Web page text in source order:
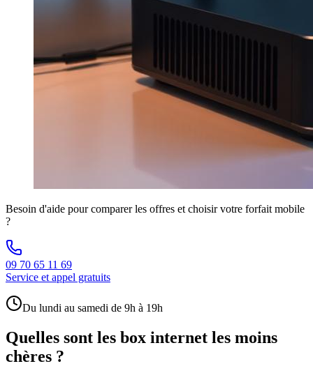
Besoin d'aide pour comparer les offres et choisir votre forfait mobile
?
09 70 65 11 69
Service et appel gratuits
Du lundi au samedi de 9h à 19h
Quelles sont les box internet les moins
chères ?